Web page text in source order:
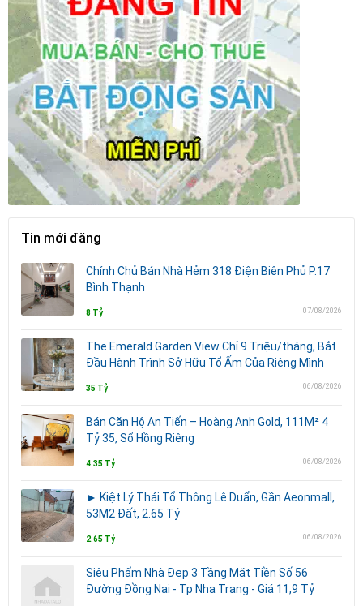
Tin mới đăng
Chính Chủ Bán Nhà Hẻm 318 Điện Biên Phủ P.17
Bình Thạnh
8 Tỷ 07/08/2026
The Emerald Garden View Chỉ 9 Triệu/tháng, Bắt
Đầu Hành Trình Sở Hữu Tổ Ấm Của Riêng Mình
35 Tỷ 06/08/2026
Bán Căn Hộ An Tiến – Hoàng Anh Gold, 111M² 4
Tỷ 35, Sổ Hồng Riêng
4.35 Tỷ 06/08/2026
► Kiệt Lý Thái Tổ Thông Lê Duẩn, Gần Aeonmall,
53M2 Đất, 2.65 Tỷ
2.65 Tỷ 06/08/2026
Siêu Phẩm Nhà Đẹp 3 Tầng Mặt Tiền Số 56
Đường Đồng Nai - Tp Nha Trang - Giá 11,9 Tỷ